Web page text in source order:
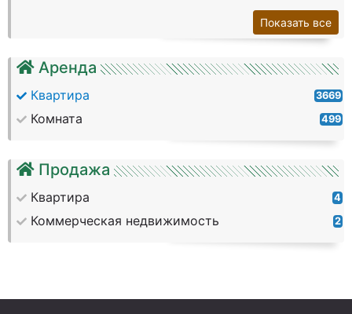
Аренда
Квартира 3669
Комната 499
Продажа
Квартира 4
Коммерческая недвижимость 2
Показать все